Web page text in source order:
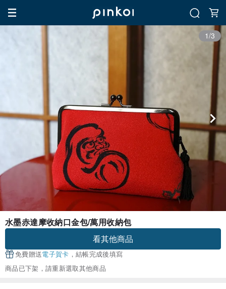
1/3
水墨赤達摩收納口金包/萬用收納包
看其他商品
免費贈送電子賀卡 ，結帳完成後填寫
商品已下架，請重新選取其他商品